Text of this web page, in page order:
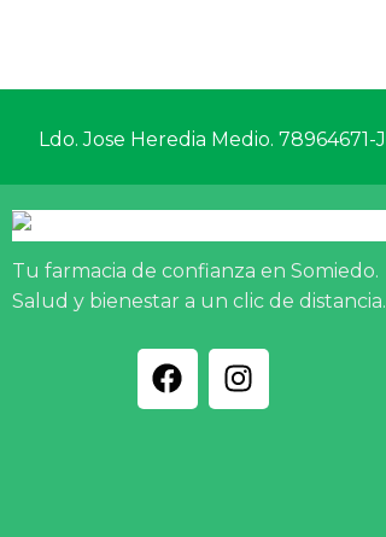
Ldo. Jose Heredia Medio. 78964671-J
Tu farmacia de confianza en Somiedo.
Salud y bienestar a un clic de distancia.